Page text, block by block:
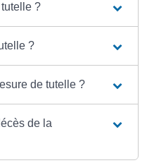
?
?
de tutelle ?
de la